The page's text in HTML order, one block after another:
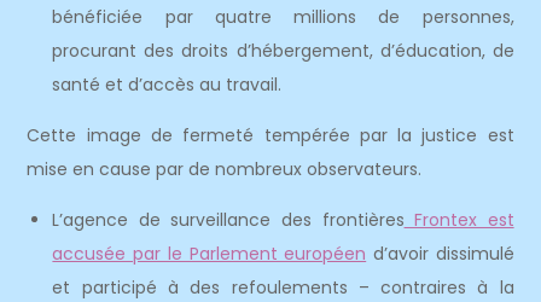
bénéficiée par quatre millions de personnes,
procurant des droits d’hébergement, d’éducation, de
santé et d’accès au travail.
Cette image de fermeté tempérée par la justice est
mise en cause par de nombreux observateurs.
L’agence de surveillance des frontières Frontex est
accusée par le Parlement européen d’avoir dissimulé
et participé à des refoulements – contraires à la